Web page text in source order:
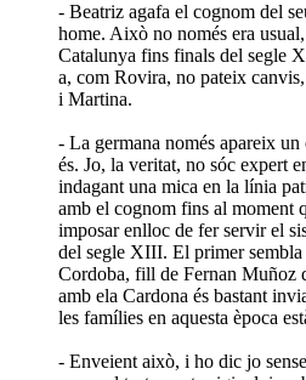
- Beatriz agafa el cognom del
home. Això no només era
Catalunya fins finals del segle
a, com Rovira, no pateix
i Martina.
- La germana només apareix
és. Jo, la veritat, no sóc expert
indagant una mica en la línia
amb el cognom fins al moment
imposar enlloc de fer servir el
del segle XIII. El primer
Cordoba, fill de Fernan Muñoz
amb ela Cardona és bastant
les famílies en aquesta època
- Enveient això, i ho dic jo